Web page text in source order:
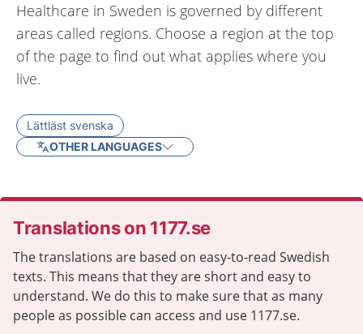
Healthcare in Sweden is governed by different
areas called regions. Choose a region at the top
of the page to find out what applies where you
live.
Lättläst svenska
OTHER LANGUAGES
Translations on 1177.se
The translations are based on easy-to-read Swedish
texts. This means that they are short and easy to
understand. We do this to make sure that as many
people as possible can access and use 1177.se.